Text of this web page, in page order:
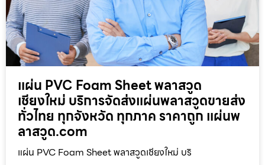
แผ่น PVC Foam Sheet พลาสวูด
เชียงใหม่ บริการจัดส่งแผ่นพลาสวูดขายส่ง
ทั่วไทย ทุกจังหวัด ทุกภาค ราคาถูก แผ่นพ
ลาสวูด.com
แผ่น PVC Foam Sheet พลาสวูดเชียงใหม่ บริ